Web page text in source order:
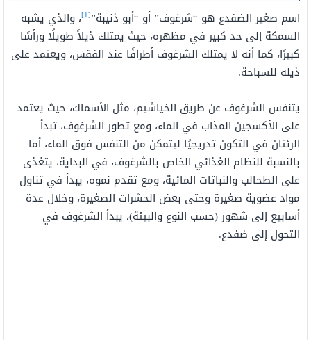
اسم صغير الضفدع هو “شرغوف” أو “أبو ذنيبة”[1] ، والذي يشبه
السمكة إلى حد كبير في مظهره، حيث يمتلك ذيلاً طويلًا ورأسًا
كبيرًا، كما أنه لا يمتلك الشرغوف أطرافًا عند الفقس، ويعتمد على
ذيله للسباحة.
يتنفس الشرغوف عن طريق الخياشيم، مثل الأسماك، حيث يعتمد
على الأكسجين المذاب في الماء، ومع تطور الشرغوف، تبدأ
الرئتان في التكون تدريجيًا ليتمكن من التنفس فوق الماء، أما
بالنسبة للنظام الغذائي الخاص بالشرغوف، في البداية، يتغذى
على الطحالب والنباتات المائية، ومع تقدم نموه، يبدأ في تناول
مواد عضوية صغيرة وحتى بعض الحشرات الصغيرة، وخلال عدة
أسابيع إلى شهور (حسب النوع والبيئة)، يبدأ الشرغوف في
التحول إلى ضفدع.